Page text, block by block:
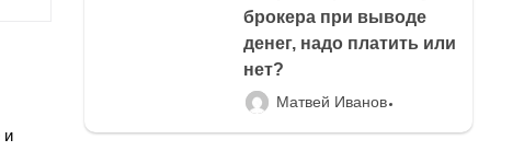
и
брокера при выводе
денег, надо платить или
нет?
Матвей Иванов